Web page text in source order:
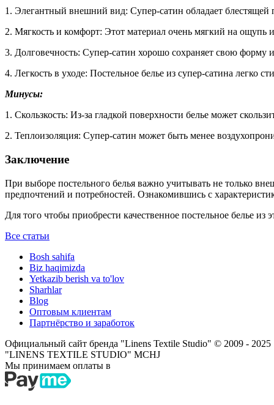
1. Элегантный внешний вид: Супер-сатин обладает
2. Мягкость и комфорт: Этот материал очень мягкий на ощупь
3. Долговечность: Супер-сатин хорошо сохраняет свою форму
4. Легкость в уходе: Постельное белье из супер-сатина легко
Минусы:
1. Скользкость: Из-за гладкой поверхности белье может
2. Теплоизоляция: Супер-сатин может быть менее
Заключение
При выборе постельного белья важно учитывать не только
предпочтений и потребностей. Ознакомившись с
Для того чтобы приобрести качественное постельное белье из
Все статьи
Bosh sahifa
Biz haqimizda
Yetkazib berish va to'lov
Sharhlar
Blog
Оптовым клиентам
Партнёрство и заработок
Официальный сайт бренда "Linens Textile Studio" © 2009 - 2025
"LINENS TEXTILE STUDIO" MCHJ
Мы принимаем оплаты в